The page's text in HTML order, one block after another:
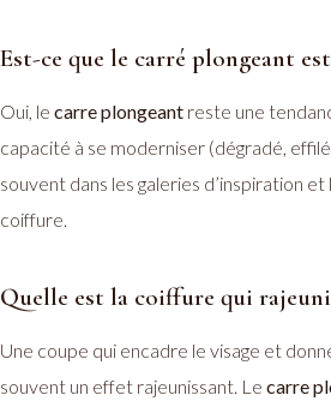
Est-ce que le carré plongeant
Oui, le carre plongeant reste une
capacité à se moderniser (dégradé,
souvent dans les galeries d’inspiration
coiffure.
Quelle est la coiffure qui
Une coupe qui encadre le visage et
souvent un effet rajeunissant. Le carre